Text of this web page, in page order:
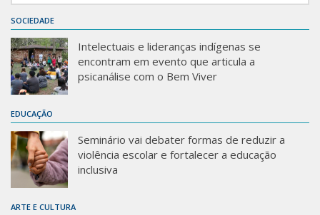
SOCIEDADE
Intelectuais e lideranças indígenas se
encontram em evento que articula a
psicanálise com o Bem Viver
EDUCAÇÃO
Seminário vai debater formas de reduzir a
violência escolar e fortalecer a educação
inclusiva
ARTE E CULTURA